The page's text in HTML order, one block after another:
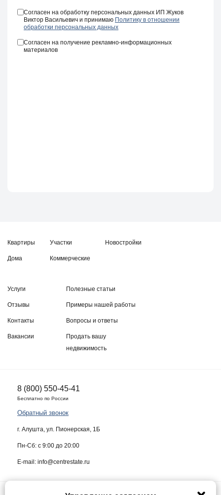
Согласен на обработку персональных данных ИП Жуков
Виктор Васильевич и принимаю Политику в отношении
обработки персональных данных
Согласен на получение рекламно-информационных
материалов
Квартиры
Дома
Участки
Коммерческие
Новостройки
Услуги
Отзывы
Контакты
Вакансии
Полезные статьи
Примеры нашей работы
Вопросы и ответы
Продать вашу
недвижимость
8 (800) 550-45-41
Бесплатно по России
Обратный звонок
г. Алушта, ул. Пионерская, 1Б
Пн-Сб: с 9:00 до 20:00
E-mail: info@centrestate.ru